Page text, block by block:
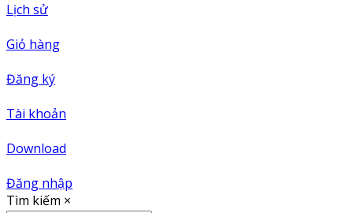
Lịch sử
Giỏ hàng
Đăng ký
Tài khoản
Download
Đăng nhập
Tìm kiếm ×